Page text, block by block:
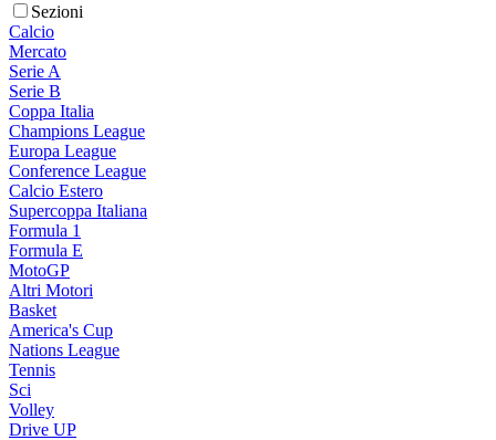
Sezioni
Calcio
Mercato
Serie A
Serie B
Coppa Italia
Champions League
Europa League
Conference League
Calcio Estero
Supercoppa Italiana
Formula 1
Formula E
MotoGP
Altri Motori
Basket
America's Cup
Nations League
Tennis
Sci
Volley
Drive UP